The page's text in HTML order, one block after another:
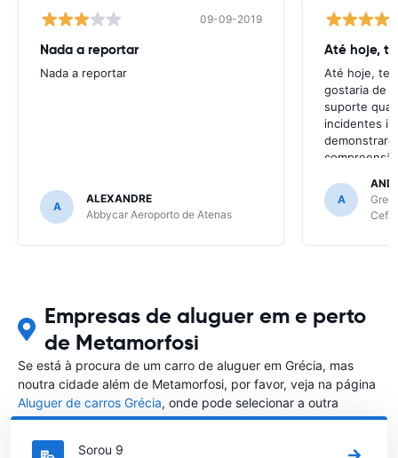
09-09-2019
Nada a reportar
Nada a reportar
A
ALEXANDRE
Abbycar Aeroporto de Atenas
Até hoje,
Até hoje,
gostaria de
suporte
incidentes
continua a
de site para
A
Empresas de aluguer em e perto
de Metamorfosi
Se está à procura de um carro de aluguer em Grécia, mas
noutra cidade além de Metamorfosi, por favor, veja na página
Aluguer de carros Grécia, onde pode selecionar a outra
cidade em Grécia que gostaria de alugar um carro
Sorou 9